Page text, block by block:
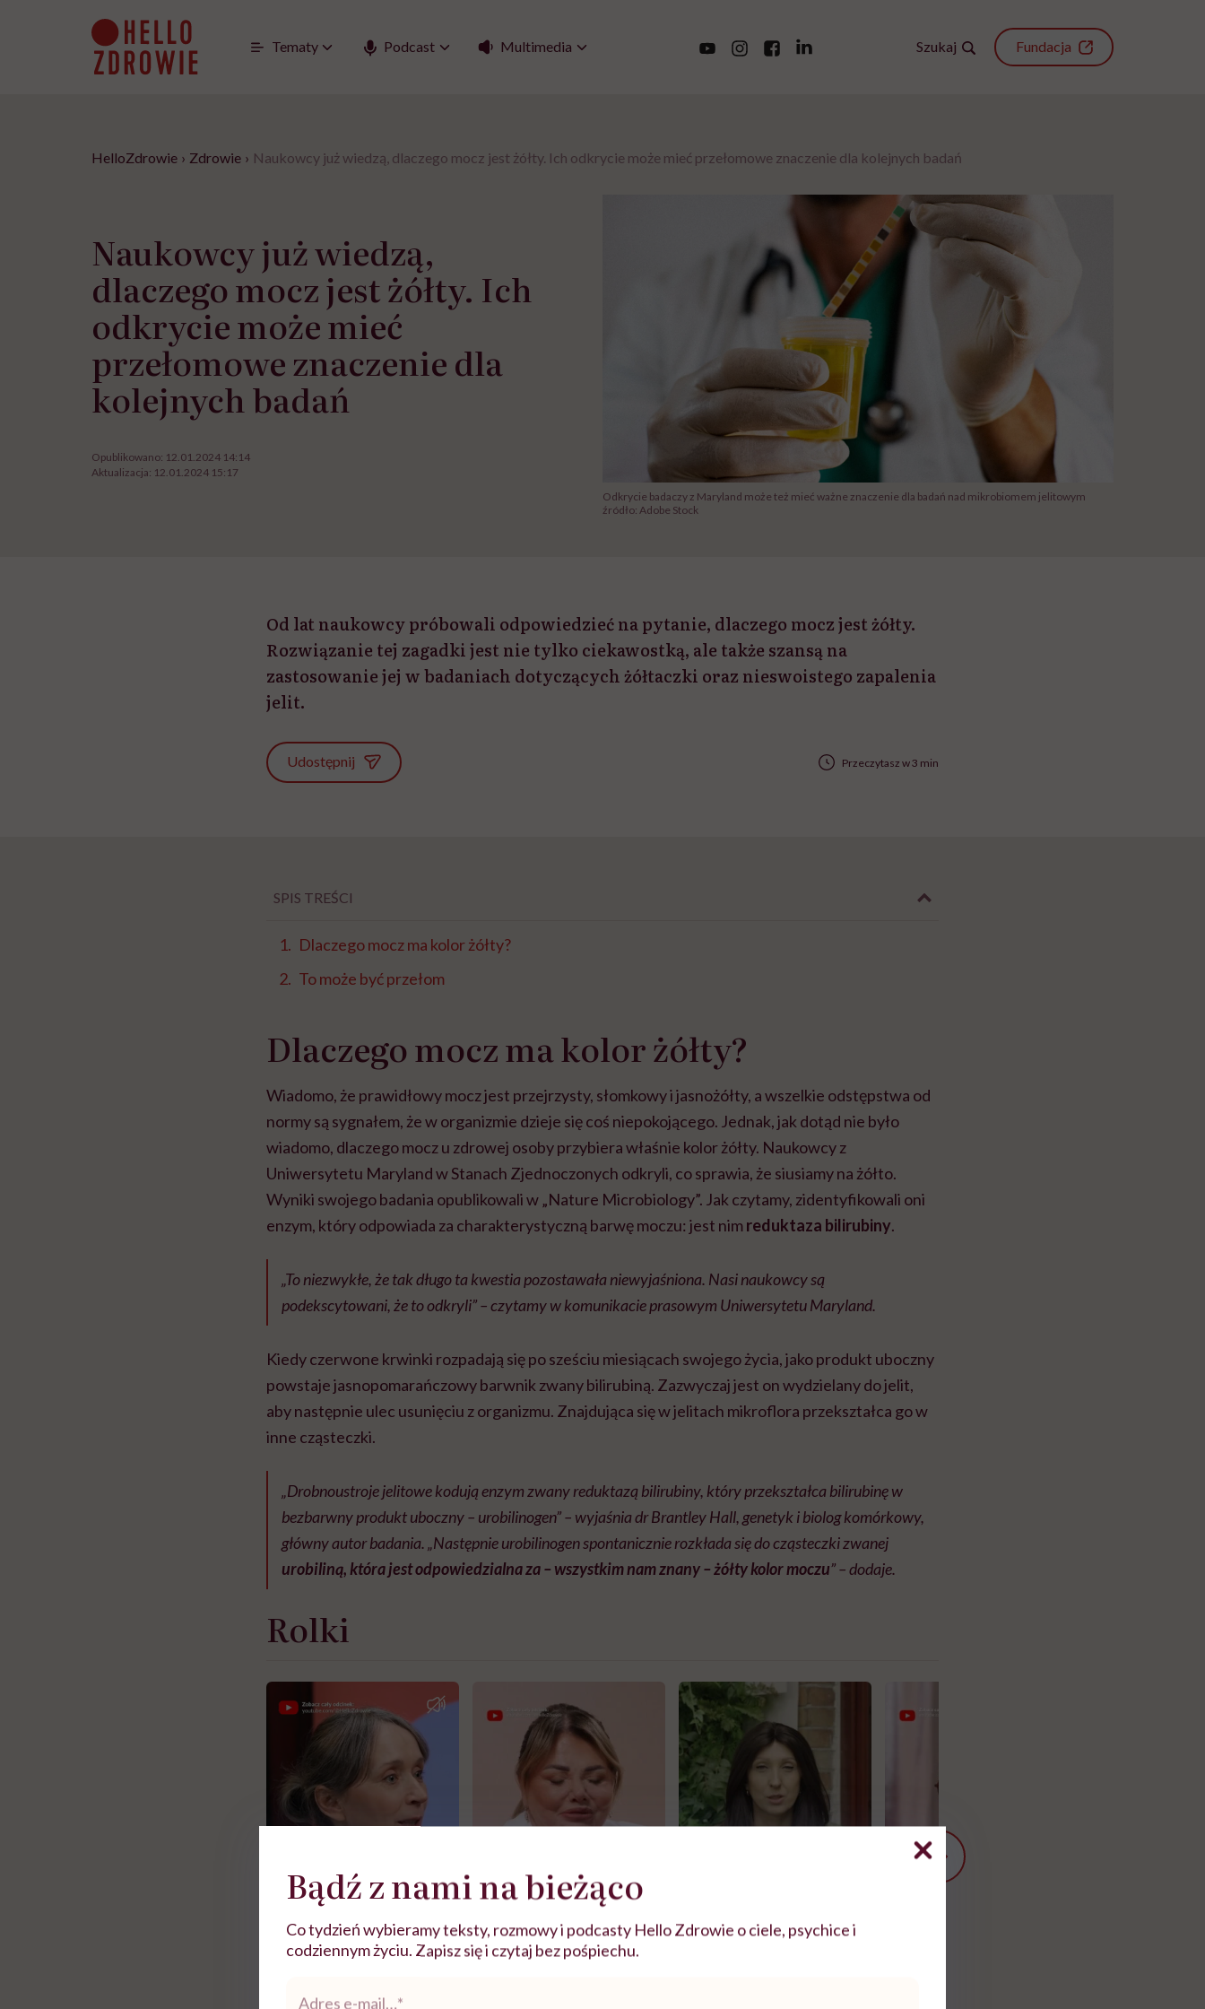
Tematy Podcast Multimedia Szukaj Fundacja
HelloZdrowie › Zdrowie › Naukowcy już wiedzą, dlaczego mocz jest żółty. Ich odkrycie może mieć przełomowe znaczenie dla kolejnych badań
Naukowcy już wiedzą,
dlaczego mocz jest żółty. Ich
odkrycie może mieć
przełomowe znaczenie dla
kolejnych badań
Opublikowano: 12.01.2024 14:14
Aktualizacja: 12.01.2024 15:17
Odkrycie badaczy z Maryland może też mieć ważne znaczenie dla badań nad mikrobiomem jelitowym
źródło: Adobe Stock
Od lat naukowcy próbowali odpowiedzieć na pytanie, dlaczego mocz jest żółty.
Rozwiązanie tej zagadki jest nie tylko ciekawostką, ale także szansą na
zastosowanie jej w badaniach dotyczących żółtaczki oraz nieswoistego zapalenia
jelit.
Udostępnij Przeczytasz w 3 min
SPIS TREŚCI
Dlaczego mocz ma kolor żółty?
To może być przełom
Dlaczego mocz ma kolor żółty?
Wiadomo, że prawidłowy mocz jest przejrzysty, słomkowy i jasnożółty, a wszelkie odstępstwa od
normy są sygnałem, że w organizmie dzieje się coś niepokojącego. Jednak, jak dotąd nie było
wiadomo, dlaczego mocz u zdrowej osoby przybiera właśnie kolor żółty. Naukowcy z
Uniwersytetu Maryland w Stanach Zjednoczonych odkryli, co sprawia, że siusiamy na żółto.
Wyniki swojego badania opublikowali w „Nature Microbiology”. Jak czytamy, zidentyfikowali oni
enzym, który odpowiada za charakterystyczną barwę moczu: jest nimreduktaza bilirubiny.
„To niezwykłe, że tak długo ta kwestia pozostawała niewyjaśniona. Nasi naukowcy są
podekscytowani, że to odkryli” – czytamy w komunikacie prasowym Uniwersytetu Maryland.
Kiedy czerwone krwinki rozpadają się po sześciu miesiącach swojego życia, jako produkt uboczny
powstaje jasnopomarańczowy barwnik zwany bilirubiną. Zazwyczaj jest on wydzielany do jelit,
aby następnie ulec usunięciu z organizmu. Znajdująca się w jelitach mikroflora przekształca go w
inne cząsteczki.
„Drobnoustroje jelitowe kodują enzym zwany reduktazą bilirubiny, który przekształca bilirubinę w
bezbarwny produkt uboczny – urobilinogen” – wyjaśnia dr Brantley Hall, genetyk i biolog komórkowy,
główny autor badania. „Następnie urobilinogen spontanicznie rozkłada się do cząsteczki zwanej
urobiliną, która jest odpowiedzialna za – wszystkim nam znany – żółty kolor moczu” – dodaje.
Rolki
Bądź z nami na bieżąco
Co tydzień wybieramy teksty, rozmowy i podcasty Hello Zdrowie o ciele, psychice i
codziennym życiu. Zapisz się i czytaj bez pośpiechu.